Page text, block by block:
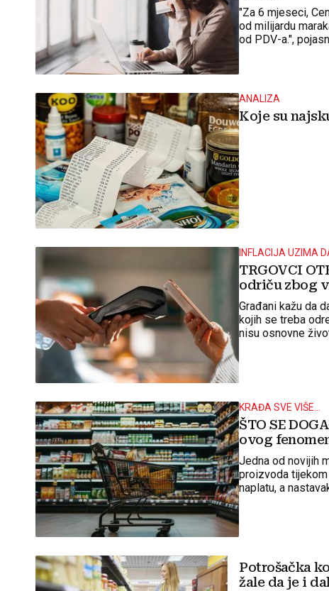
"Za 6 mjeseci,
od milijardu
od PDV-a.",
ANALIZA
Koje su
INFLACIJA UZIMA
TRGOVCI
odriču zbog
Građani kažu da
kojih se treba
nisu osnovne
KRAĐA SVE VIŠE...
ŠTO SE
ovog
Jedna od novijih
proizvoda
naplatu, a
Potrošačka
žale da je i